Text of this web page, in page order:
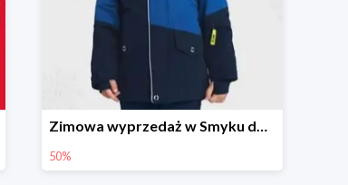
Zimowa wyprzedaż w Smyku do -50%
50%